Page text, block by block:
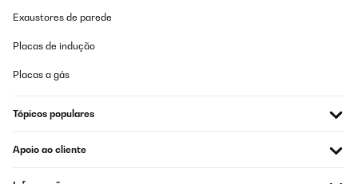
Installato in un congelatore a pozzetto ignis
Utente Amazon
Exaustores de parede
Placas de indução
Placas a gás
Tópicos populares
Apoio ao cliente